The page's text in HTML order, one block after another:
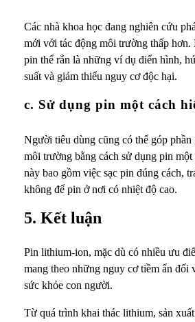
Các nhà khoa học đang nghiên cứu
mới với tác động môi trường thấp
pin thể rắn là những ví dụ điển hình,
suất và giảm thiểu nguy cơ độc hại.
c. Sử dụng pin một cách
Người tiêu dùng cũng có thể góp phần
môi trường bằng cách sử dụng pin
này bao gồm việc sạc pin đúng cách,
không để pin ở nơi có nhiệt độ cao.
5. Kết luận
Pin lithium-ion, mặc dù có nhiều ưu
mang theo những nguy cơ tiềm ẩn đối
sức khỏe con người.
Từ quá trình khai thác lithium, sản